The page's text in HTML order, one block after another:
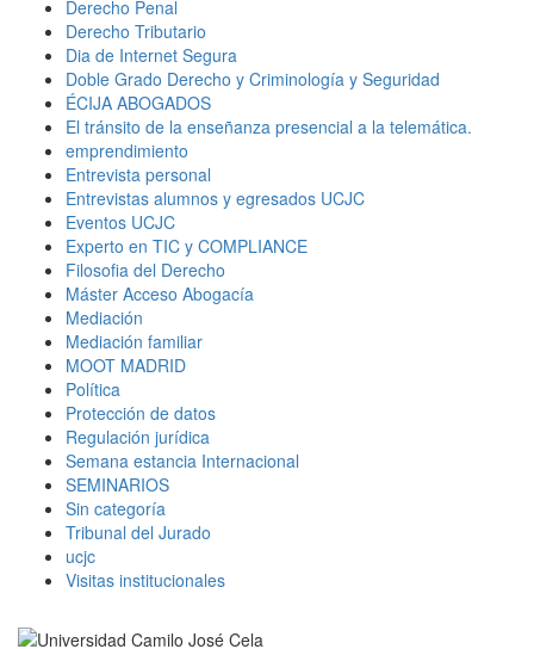
Derecho Penal
Derecho Tributario
Dia de Internet Segura
Doble Grado Derecho y Criminología y Seguridad
ÉCIJA ABOGADOS
El tránsito de la enseñanza presencial a la telemática.
emprendimiento
Entrevista personal
Entrevistas alumnos y egresados UCJC
Eventos UCJC
Experto en TIC y COMPLIANCE
Filosofia del Derecho
Máster Acceso Abogacía
Mediación
Mediación familiar
MOOT MADRID
Política
Protección de datos
Regulación jurídica
Semana estancia Internacional
SEMINARIOS
Sin categoría
Tribunal del Jurado
ucjc
Visitas institucionales